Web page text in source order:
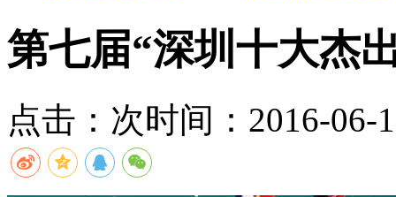
第七届“深圳十大杰
点击： 次时间：2016-06-